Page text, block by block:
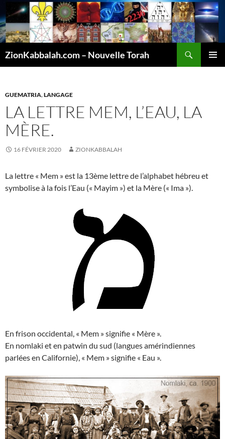
ZionKabbalah.com – Nouvelle Torah
GUEMATRIA,LANGAGE
LA LETTRE MEM, L’EAU, LA
MÈRE.
16 FÉVRIER 2020 ZIONKABBALAH
La lettre « Mem » est la 13ème lettre de l’alphabet hébreu et
symbolise à la fois l’Eau (« Mayim ») et la Mère (« Ima »).
En frison occidental, « Mem » signifie « Mère ».
En nomlaki et en patwin du sud (langues amérindiennes
parlées en Californie), « Mem » signifie « Eau ».